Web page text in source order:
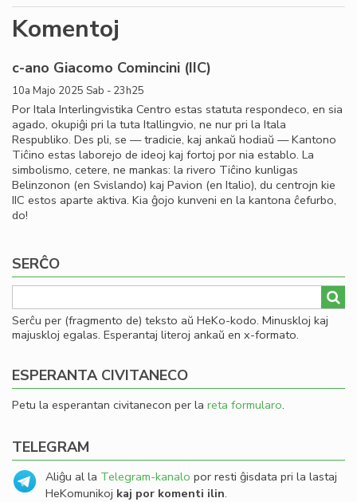
Komentoj
c-ano Giacomo Comincini (IIC)
10a Majo 2025 Sab - 23h25
Por Itala Interlingvistika Centro estas statuta respondeco, en sia
agado, okupiĝi pri la tuta Itallingvio, ne nur pri la Itala
Respubliko. Des pli, se — tradicie, kaj ankaŭ hodiaŭ — Kantono
Tiĉino estas laborejo de ideoj kaj fortoj por nia establo. La
simbolismo, cetere, ne mankas: la rivero Tiĉino kunligas
Belinzonon (en Svislando) kaj Pavion (en Italio), du centrojn kie
IIC estos aparte aktiva. Kia ĝojo kunveni en la kantona ĉefurbo,
do!
SERĈO
Serĉu per (fragmento de) teksto aŭ HeKo-kodo. Minuskloj kaj
majuskloj egalas. Esperantaj literoj ankaŭ en x-formato.
ESPERANTA CIVITANECO
Petu la esperantan civitanecon per la reta formularo.
TELEGRAM
Aliĝu al la Telegram-kanalo por resti ĝisdata pri la lastaj
HeKomunikoj kaj por komenti ilin.